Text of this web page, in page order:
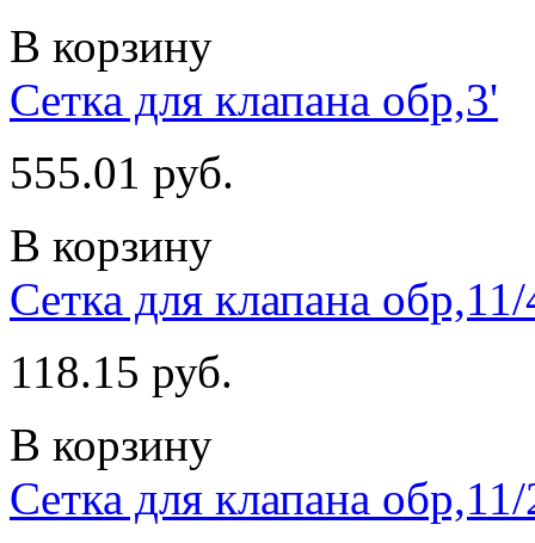
В корзину
Сетка для клапана обр,3'
555.01 руб.
В корзину
Сетка для клапана
118.15 руб.
В корзину
Сетка для клапана